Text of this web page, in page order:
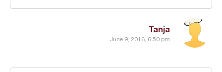
Tanja
June 9, 2016, 6:50 pm